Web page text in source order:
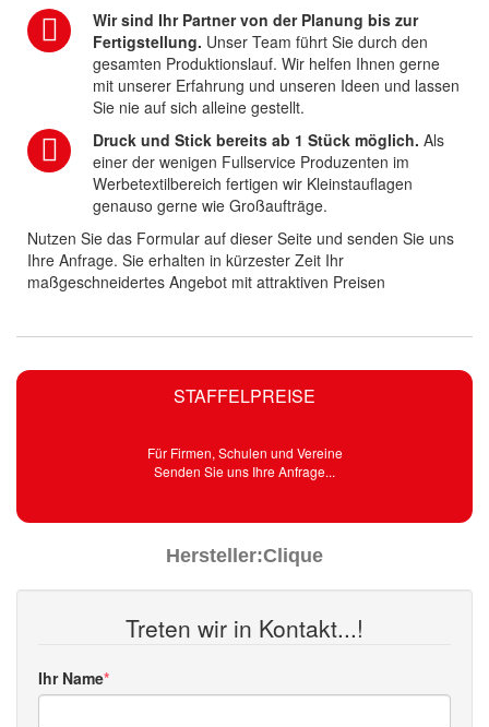
STAFFELPREISE
Für Firmen, Schulen und Vereine
Senden Sie uns Ihre Anfrage...
Hersteller:Clique
Treten wir in Kontakt...!
Ihr Name
Wir sind Ihr Partner von der Planung bis zur
Fertigstellung. Unser Team führt Sie durch den
gesamten Produktionslauf. Wir helfen Ihnen gerne
mit unserer Erfahrung und unseren Ideen und lassen
Sie nie auf sich alleine gestellt.
Druck und Stick bereits ab 1 Stück möglich. Als
einer der wenigen Fullservice Produzenten im
Werbetextilbereich fertigen wir Kleinstauflagen
genauso gerne wie Großaufträge.
Nutzen Sie das Formular auf dieser Seite und senden Sie uns
Ihre Anfrage. Sie erhalten in kürzester Zeit Ihr
maßgeschneidertes Angebot mit attraktiven Preisen